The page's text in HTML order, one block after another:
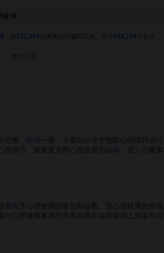
121,994 位网友共同编写而成，共计 436,154 个条目
完整、 协调 一致，主要目的在于预防心理障碍或 行
理调节、发展更大的心理效能为
目标 ，使人们健
服务 于心理健康的鉴别和诊断。但心理健康的标
与心理健康本质的关系及其在临床应用上的鉴别